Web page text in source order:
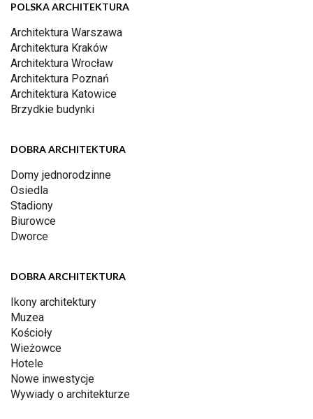
POLSKA ARCHITEKTURA
Architektura Warszawa
Architektura Kraków
Architektura Wrocław
Architektura Poznań
Architektura Katowice
Brzydkie budynki
DOBRA ARCHITEKTURA
Domy jednorodzinne
Osiedla
Stadiony
Biurowce
Dworce
DOBRA ARCHITEKTURA
Ikony architektury
Muzea
Kościoły
Wieżowce
Hotele
Nowe inwestycje
Wywiady o architekturze